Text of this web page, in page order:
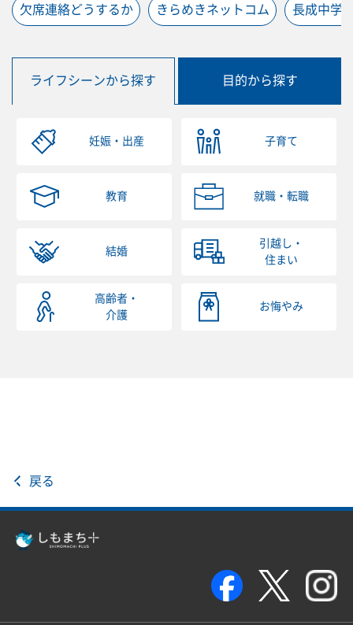
欠席連絡どうするか きらめきネットコム 長成中学
ライフシーンから探す 目的から探す
妊娠・出産 子育て
教育 就職・転職
結婚
引越し・
住まい
高齢者・
介護
お悔やみ
戻る